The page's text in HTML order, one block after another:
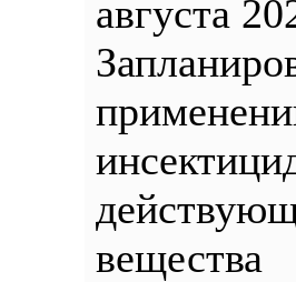
августа
вещества